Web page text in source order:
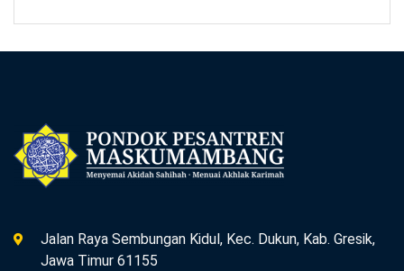
Jalan Raya Sembungan Kidul, Kec. Dukun, Kab. Gresik,
Jawa Timur 61155